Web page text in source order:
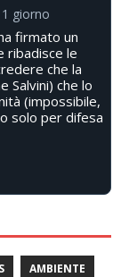
1 giorno
firmato un
ribadisce le
che la
Salvini) che lo
(impossibile,
solo per difesa
AMBIENTE